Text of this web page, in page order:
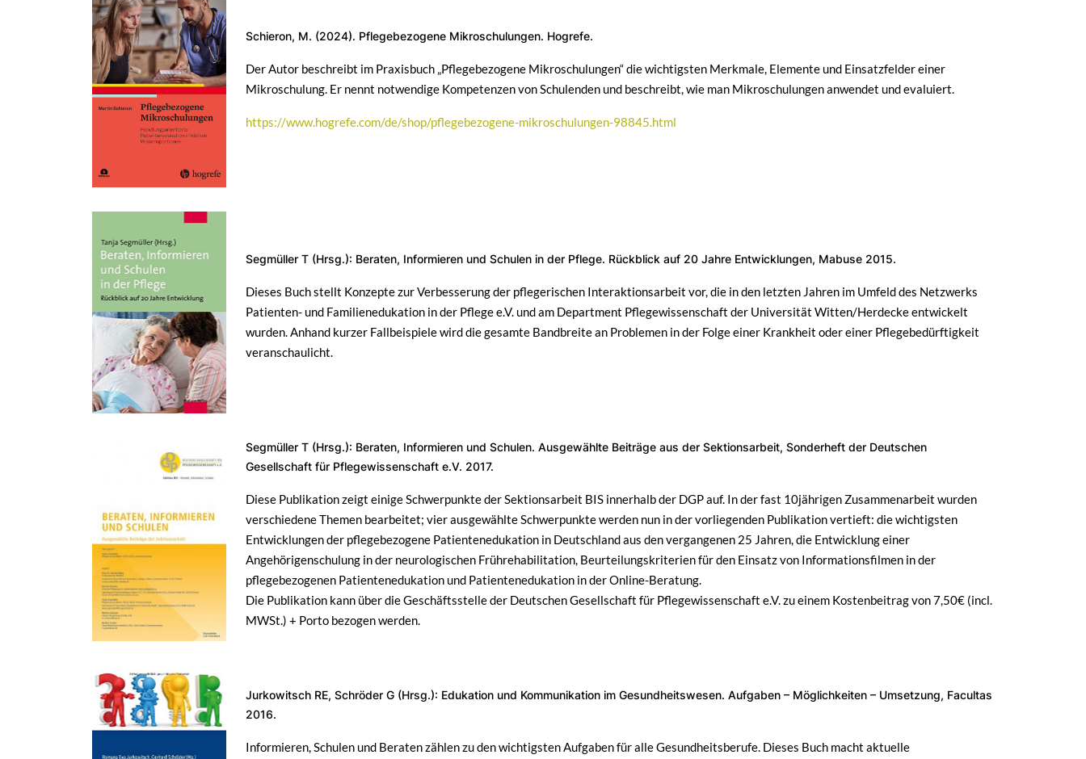
Schieron, M. (2024). Pflegebezogene Mikroschulungen. Hogrefe.
Der Autor beschreibt im Praxisbuch „Pflegebezogene Mikroschulungen“ die wichtigsten Merkmale, Elemente und Einsatzfelder einer
Mikroschulung. Er nennt notwendige Kompetenzen von Schulenden und beschreibt, wie man Mikroschulungen anwendet und evaluiert.
https://www.hogrefe.com/de/shop/pflegebezogene-mikroschulungen-98845.html
Segmüller T (Hrsg.): Beraten, Informieren und Schulen in der Pflege. Rückblick auf 20 Jahre Entwicklungen, Mabuse 2015.
Dieses Buch stellt Konzepte zur Verbesserung der pflegerischen Interaktionsarbeit vor, die in den letzten Jahren im Umfeld des Netzwerks
Patienten- und Familienedukation in der Pflege e.V. und am Department Pflegewissenschaft der Universität Witten/Herdecke entwickelt
wurden. Anhand kurzer Fallbeispiele wird die gesamte Bandbreite an Problemen in der Folge einer Krankheit oder einer Pflegebedürftigkeit
veranschaulicht.
Segmüller T (Hrsg.): Beraten, Informieren und Schulen. Ausgewählte Beiträge aus der Sektionsarbeit, Sonderheft der Deutschen
Gesellschaft für Pflegewissenschaft e.V. 2017.
Diese Publikation zeigt einige Schwerpunkte der Sektionsarbeit BIS innerhalb der DGP auf. In der fast 10jährigen Zusammenarbeit wurden
verschiedene Themen bearbeitet; vier ausgewählte Schwerpunkte werden nun in der vorliegenden Publikation vertieft: die wichtigsten
Entwicklungen der pflegebezogene Patientenedukation in Deutschland aus den vergangenen 25 Jahren, die Entwicklung einer
Angehörigenschulung in der neurologischen Frührehabilitation, Beurteilungskriterien für den Einsatz von Informationsfilmen in der
pflegebezogenen Patientenedukation und Patientenedukation in der Online-Beratung.
Die Publikation kann über die Geschäftsstelle der Deutschen Gesellschaft für Pflegewissenschaft e.V. zu einem Kostenbeitrag von 7,50€ (incl.
MWSt.) + Porto bezogen werden.
Jurkowitsch RE, Schröder G (Hrsg.): Edukation und Kommunikation im Gesundheitswesen. Aufgaben – Möglichkeiten – Umsetzung, Facultas
2016.
Informieren, Schulen und Beraten zählen zu den wichtigsten Aufgaben für alle Gesundheitsberufe. Dieses Buch macht aktuelle